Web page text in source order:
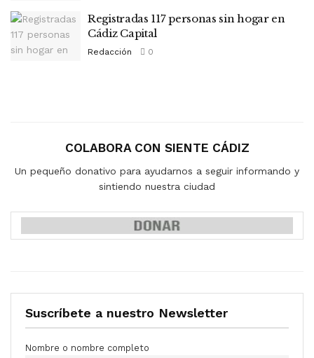
Registradas 117 personas sin hogar en
Cádiz Capital
Redacción 0
COLABORA CON SIENTE CÁDIZ
Un pequeño donativo para ayudarnos a seguir informando y
sintiendo nuestra ciudad
Suscríbete a nuestro Newsletter
Nombre o nombre completo